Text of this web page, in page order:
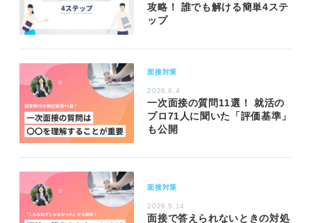
攻略！ 誰でも解ける簡単4ステ
ップ
面接対策
2026.6.4
一次面接の質問11選！ 就活の
プロ71人に聞いた「評価基準」
も公開
面接対策
2026.5.14
面接で答えられないときの対処